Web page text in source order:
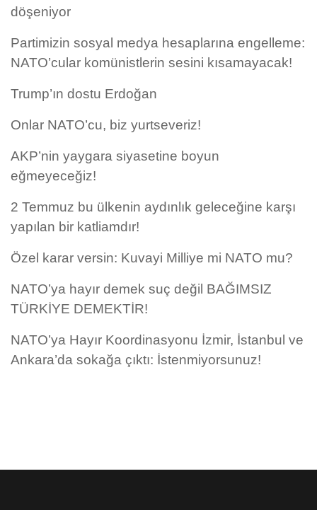
döşeniyor
Partimizin sosyal medya hesaplarına engelleme:
NATO’cular komünistlerin sesini kısamayacak!
Trump’ın dostu Erdoğan
Onlar NATO’cu, biz yurtseveriz!
AKP’nin yaygara siyasetine boyun
eğmeyeceğiz!
2 Temmuz bu ülkenin aydınlık geleceğine karşı
yapılan bir katliamdır!
Özel karar versin: Kuvayi Milliye mi NATO mu?
NATO’ya hayır demek suç değil BAĞIMSIZ
TÜRKİYE DEMEKTİR!
NATO’ya Hayır Koordinasyonu İzmir, İstanbul ve
Ankara’da sokağa çıktı: İstenmiyorsunuz!